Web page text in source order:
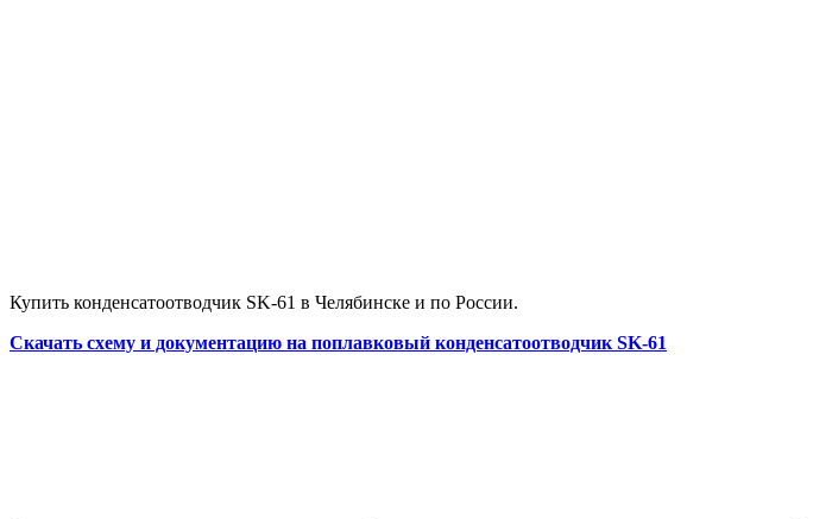
Купить конденсатоотводчик SK-61 в Челябинске и по России.
Скачать схему и документацию на поплавковый конденсатоотводчик SK-61